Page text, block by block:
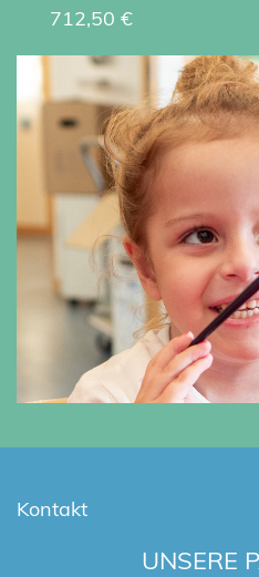
712,50 €
Kontakt
UNSERE